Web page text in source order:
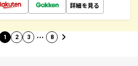
詳細を見る
1 2 3 … 8